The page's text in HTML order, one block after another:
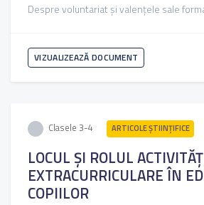
Despre voluntariat și valențele sale
VIZUALIZEAZĂ DOCUMENT
Clasele 3-4 ARTICOLE ŞTIINȚIFICE
LOCUL ȘI ROLUL
EXTRACURRICULARE ÎN
COPIILOR